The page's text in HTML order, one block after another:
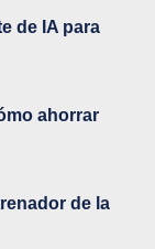
de IA para
ahorrar
de la